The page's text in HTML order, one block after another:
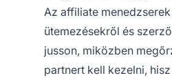
Az affiliate
ütemezésekről és
jusson, miközben
partnert kell kezelni,